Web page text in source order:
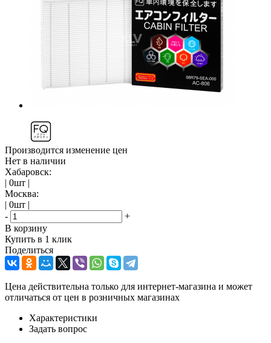
Производится изменение цен
Нет в наличии
Хабаровск:
| 0шт |
Москва:
| 0шт |
-
+
В корзину
Купить в 1 клик
Поделиться
Цена действительна только для интернет-магазина и может
отличаться от цен в розничных магазинах
Характеристики
Задать вопрос